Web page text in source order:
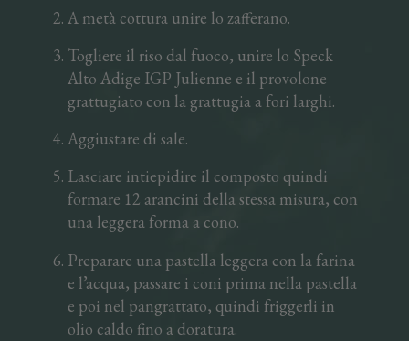
A metà cottura unire lo zafferano.
Togliere il riso dal fuoco, unire lo Speck
Alto Adige IGP Julienne e il provolone
grattugiato con la grattugia a fori larghi.
Aggiustare di sale.
Lasciare intiepidire il composto quindi
formare 12 arancini della stessa misura, con
una leggera forma a cono.
Preparare una pastella leggera con la farina
e l’acqua, passare i coni prima nella pastella
e poi nel pangrattato, quindi friggerli in
olio caldo fino a doratura.